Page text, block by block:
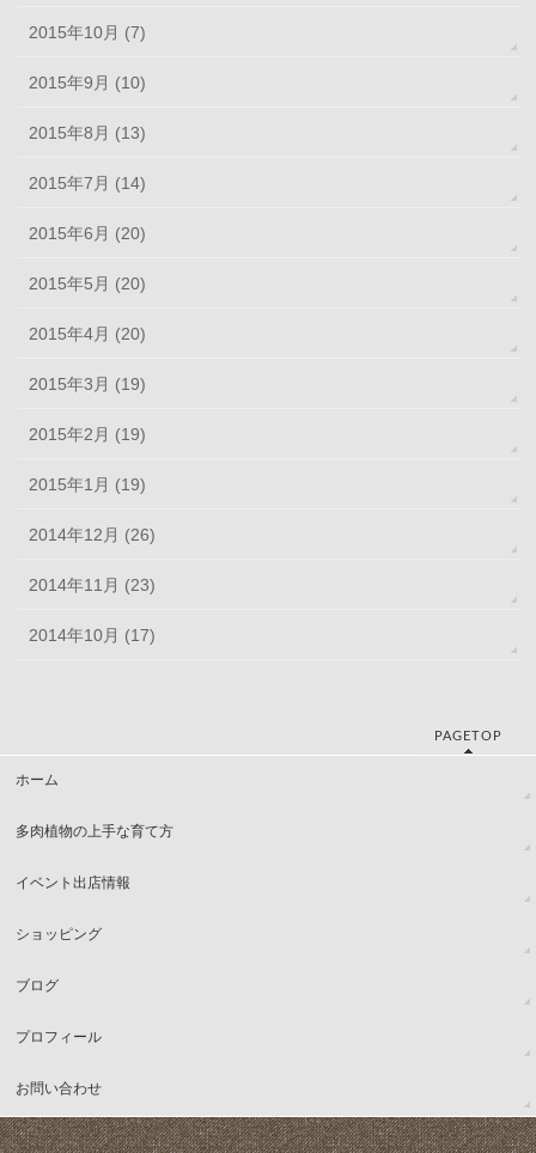
2015年10月 (7)
2015年9月 (10)
2015年8月 (13)
2015年7月 (14)
2015年6月 (20)
2015年5月 (20)
2015年4月 (20)
2015年3月 (19)
2015年2月 (19)
2015年1月 (19)
2014年12月 (26)
2014年11月 (23)
2014年10月 (17)
PAGETOP
ホーム
多肉植物の上手な育て方
イベント出店情報
ショッピング
ブログ
プロフィール
お問い合わせ